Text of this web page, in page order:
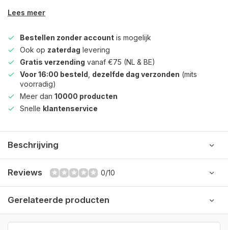
Lees meer
Bestellen zonder account is mogelijk
Ook op zaterdag levering
Gratis verzending vanaf €75 (NL & BE)
Voor 16:00 besteld dezelfde dag verzonden (mits
voorradig)
Meer dan 10000 producten
Snelle klantenservice
Beschrijving
Reviews 0/10
Gerelateerde producten